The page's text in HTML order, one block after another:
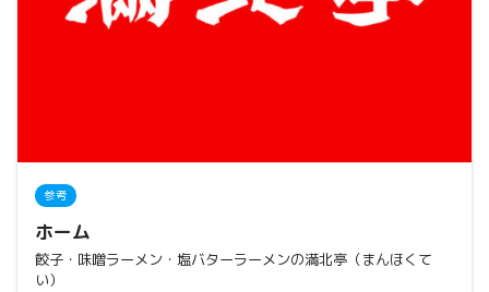
参考
ホーム
餃子・味噌ラーメン・塩バターラーメンの満北亭（まんほくて
い）